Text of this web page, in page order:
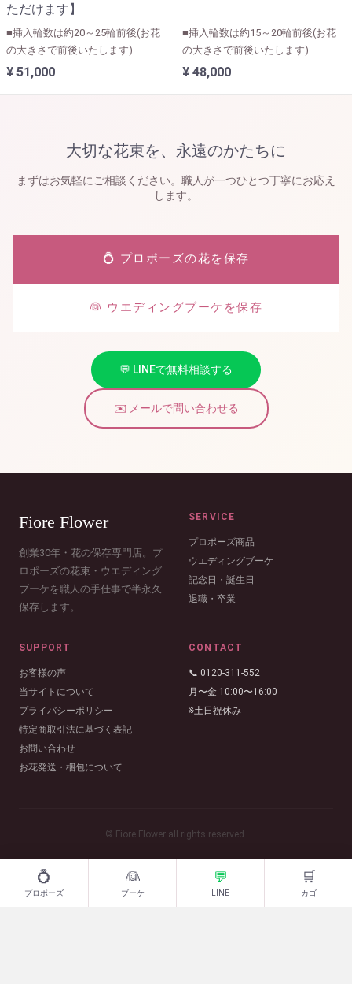
💍
プロポーズ
👰
ブーケ
💬
LINE
🛒
カゴ
ただけます】
■挿入輪数は約20～25輪前後(お花
の大きさで前後いたします)
¥ 51,000
■挿入輪数は約15～20輪前後(お花
の大きさで前後いたします)
¥ 48,000
大切な花束を、永遠のかたちに
まずはお気軽にご相談ください。職人が一つひとつ丁寧にお応え
します。
💍 プロポーズの花を保存
👰 ウエディングブーケを保存
💬 LINEで無料相談する
✉️ メールで問い合わせる
Fiore Flower
創業30年・花の保存専門店。プ
ロポーズの花束・ウエディング
ブーケを職人の手仕事で半永久
保存します。
SERVICE
プロポーズ商品
ウエディングブーケ
記念日・誕生日
退職・卒業
SUPPORT
お客様の声
当サイトについて
プライバシーポリシー
特定商取引法に基づく表記
お問い合わせ
お花発送・梱包について
CONTACT
📞 0120-311-552
月〜金 10:00〜16:00
※土日祝休み
© Fiore Flower all rights reserved.